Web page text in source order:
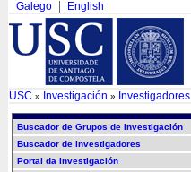
Galego English
USC » Investigación » Investigadores
Buscador de Grupos de Investigación
Buscador de investigadores
Portal da Investigación